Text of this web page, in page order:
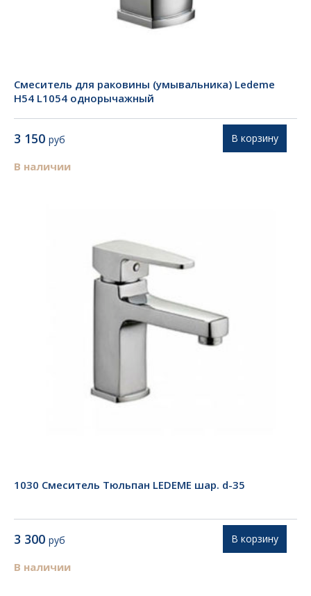
Смеситель для раковины (умывальника) Ledeme
H54 L1054 однорычажный
3 150 руб
В наличии
В корзину
1030 Смеситель Тюльпан LEDEME шар. d-35
3 300 руб
В наличии
В корзину